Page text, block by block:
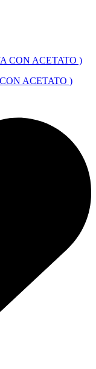
ACETATO )